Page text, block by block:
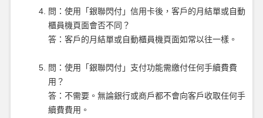
問：使用「銀聯閃付」信用卡後，客戶的月結單或自動
櫃員機頁面會否不同？
答：客戶的月結單或自動櫃員機頁面如常以往一樣。
問：使用「銀聯閃付」支付功能需繳付任何手續費費
用？
答：不需要。無論銀行或商戶都不會向客戶收取任何手
續費費用。